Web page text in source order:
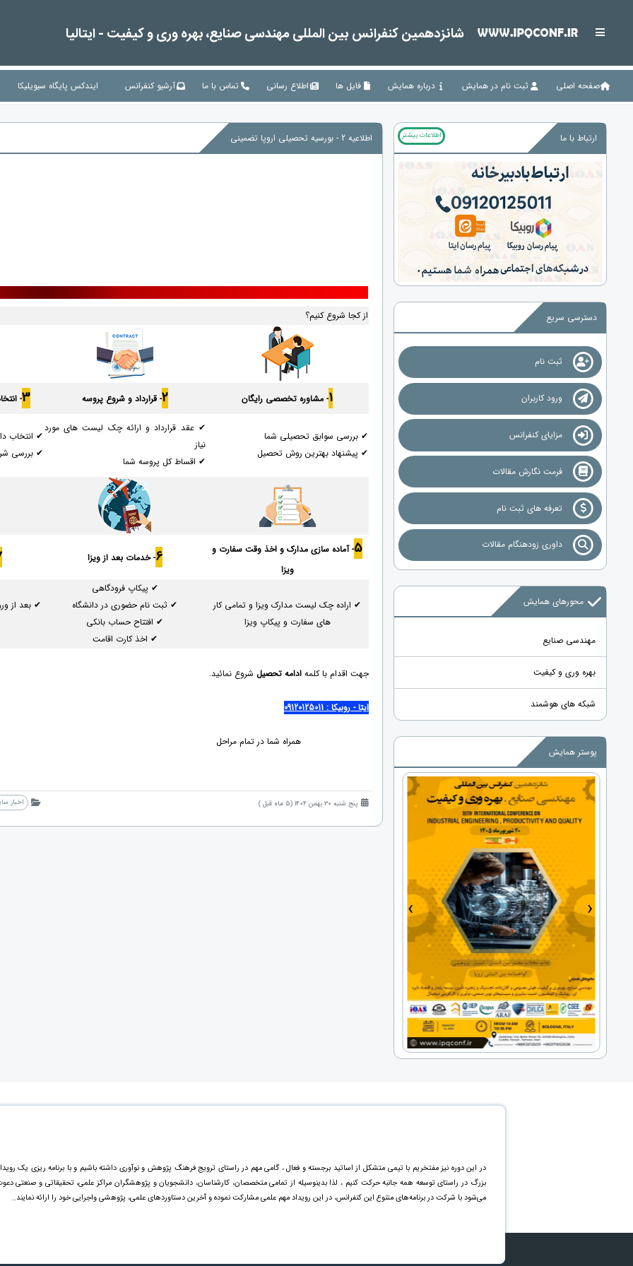
شانزدهمین کنفرانس بین المللی مهندسی صنایع، بهره وری و کیفیت - ایتالیا
صفحه اصلی ثبت نام در همایش درباره همایش فایل ها اطلاع رسانی تماس با ما آرشیو کنفرانس ایندکس پایگاه سیویلیکا
ارتباط با ما اطلاعات بیشتر
دسترسی سریع
ثبت نام
ورود کاربران
مزایای کنفرانس
فرمت نگارش مقالات
تعرفه های ثبت نام
داوری زودهنگام مقالات
محورهای همایش
مهندسی صنایع
بهره وری و کیفیت
شبکه های هوشمند
پوستر همایش
› ‹
اطلاعیه 2 - بورسیه تحصیلی اروپا تضمینی
از کجا شروع کنیم؟
1- مشاوره تخصصی رایگان 2- قرارداد و شروع پروسه 3
-
✔ بررسی سوابق تحصیلی شما
✔ پیشنهاد بهترین روش تحصیل
✔ عقد قرارداد و ارائه چک لیست های مورد
نیاز
✔ اقساط کل پروسه شما
✔ انتخاب
✔ بررسی
5- آماده سازی مدارک و اخذ وقت سفارت و
ویزا
6- خدمات بعد از ویزا
✔ اراده چک لیست مدارک ویزا و تمامی کار
های سفارت و پیکاپ ویزا
✔ پیکاپ فرودگاهی
✔ ثبت نام حضوری در دانشگاه
✔ افتتاح حساب بانکی
✔ اخذ کارت اقامت
جهت اقدام با کلمهادامه تحصیل شروع نمائید.
ایتا - روبیکا : 09120125011
همراه شما در تمام مراحل
پنج شنبه 30 بهمن 1404 (5 ماه قبل ) اخبار
در این دوره نیز مفتخریم با تیمی متشکل از اساتید برجسته و فعال ، گامی مهم در راستای ترویج فرهنگ پژوهش و نوآوری داشته باشیم و با برنامه ریزی یک
بزرگ در راستای توسعه همه جانبه حرکت کنیم ، لذا بدینوسیله از تمامی متخصصان، کارشناسان، دانشجویان و پژوهشگران مراکز علمی، تحقیقاتی و صنعتی
می‌شود با شرکت در برنامه‌های متنوع این کنفرانس، در این رویداد مهم علمی مشارکت نموده و آخرین دستاورد‌های علمی، پژوهشی واجرایی خود را ارائه نمایند..